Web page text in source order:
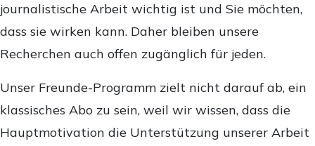
journalistische Arbeit wichtig ist und Sie möchten,
dass sie wirken kann. Daher bleiben unsere
Recherchen auch offen zugänglich für jeden.
Unser Freunde-Programm zielt nicht darauf ab, ein
klassisches Abo zu sein, weil wir wissen, dass die
Hauptmotivation die Unterstützung unserer Arbeit